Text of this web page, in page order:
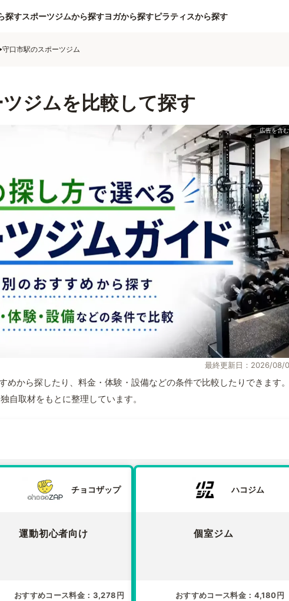
探すスポーツジムから探すヨガから探すピラティスから探す
守口市駅のスポーツジム
ジムを比較して探す
最終更新日：2026/08/
めから探したり、料金・体験・設備などの条件で比較したりできます
自取材をもとに整理しています。
チョコザップ
運動初心者向け
おすすめコース料金 3,278円
ハコジム
個室ジム
おすすめコース料金 4,180円